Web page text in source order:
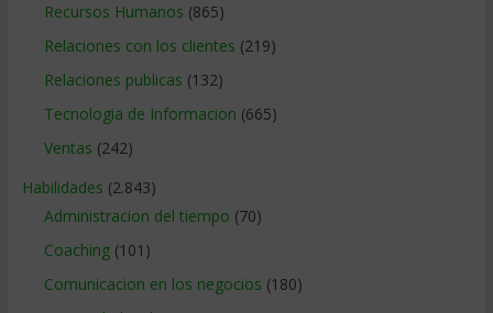
Recursos Humanos (865)
Relaciones con los clientes (219)
Relaciones publicas (132)
Tecnologia de Informacion (665)
Ventas (242)
Habilidades (2.843)
Administracion del tiempo (70)
Coaching(101)
Comunicacion en los negocios (180)